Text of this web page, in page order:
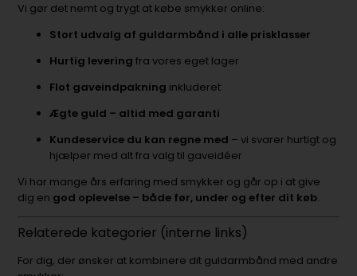
Vi gør det nemt og trygt at købe smykker online:
Stort udvalg af guldarmbånd i alle prisklasser
Hurtig levering fra vores eget lager
Flot gaveindpakning inkluderet
Ægte guld – altid med garanti
Kundeservice du kan regne med – vi svarer hurtigt og
hjælper med alt fra valg til gaveidéer
Vi har mange års erfaring med smykker og går op i at give
dig en god oplevelse – både før, under og efter dit køb.
Relaterede kategorier (interne links)
For dig, der ønsker at kombinere dit guldarmbånd med andre